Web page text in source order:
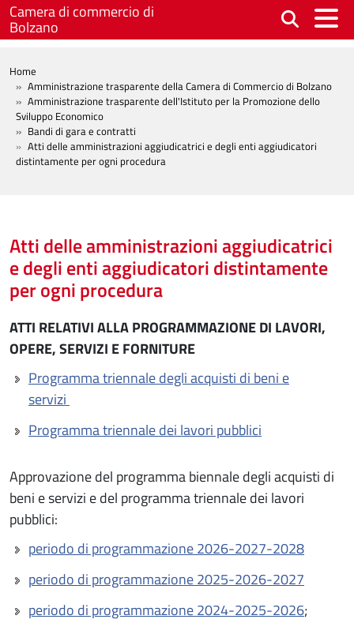
Salta al contenuto principale
Camera di commercio di
Bolzano
BREADCRUMB
Home
Amministrazione trasparente della Camera di Commercio di Bolzano
Amministrazione trasparente dell'Istituto per la Promozione dello
Sviluppo Economico
Bandi di gara e contratti
Atti delle amministrazioni aggiudicatrici e degli enti aggiudicatori
distintamente per ogni procedura
Atti delle amministrazioni aggiudicatrici
e degli enti aggiudicatori distintamente
per ogni procedura
ATTI RELATIVI ALLA PROGRAMMAZIONE DI LAVORI,
OPERE, SERVIZI E FORNITURE
Programma triennale degli acquisti di beni e
servizi
Programma triennale dei lavori pubblici
Approvazione del programma biennale degli acquisti di
beni e servizi e del programma triennale dei lavori
pubblici:
periodo di programmazione 2026-2027-2028
periodo di programmazione 2025-2026-2027
periodo di programmazione 2024-2025-2026;